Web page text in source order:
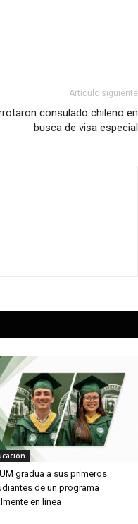
Artículo siguiente
consulado chileno en
busca de visa especial
gradúa a sus primeros
de un programa
en línea